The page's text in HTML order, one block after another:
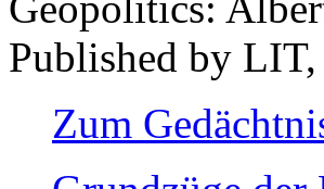
Published by
Zum